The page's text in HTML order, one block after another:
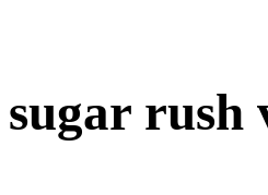
sugar rush